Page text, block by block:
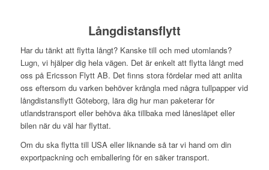
Långdistansflytt
Har du tänkt att flytta långt? Kanske till och med utomlands?
Lugn, vi hjälper dig hela vägen. Det är enkelt att flytta långt med
oss på Ericsson Flytt AB. Det finns stora fördelar med att anlita
oss eftersom du varken behöver krångla med några tullpapper vid
långdistansflytt Göteborg, lära dig hur man paketerar för
utlandstransport eller behöva åka tillbaka med lånesläpet eller
bilen när du väl har flyttat.
Om du ska flytta till USA eller liknande så tar vi hand om din
exportpackning och emballering för en säker transport.